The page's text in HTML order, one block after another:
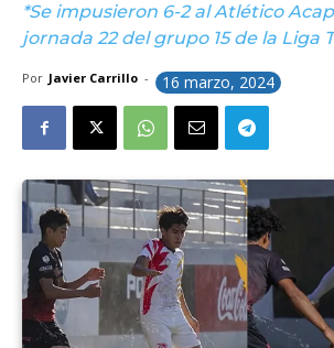
*Se impusieron 6-2 al Atlético
jornada 22 del grupo 15 de la Liga
Por Javier Carrillo - 16 marzo, 2024